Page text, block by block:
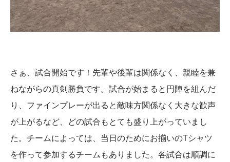
さぁ、試合開始です！先輩や後輩は関係なく、親睦を兼
ねながらの真剣勝負です。試合が始まると円陣を組んだ
り、ファインプレーが出ると敵味方関係なく大きな歓声
が上がるなど、どの試合もとても盛り上がっていまし
た。チームによっては、当日のためにお揃いのTシャツ
を作って参加するチームもありました。各試合は順調に